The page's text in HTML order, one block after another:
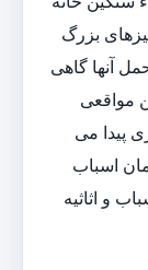
بزرگ
آنها گاهی
مواقعی
پیدا می
اسباب
و اثاثیه